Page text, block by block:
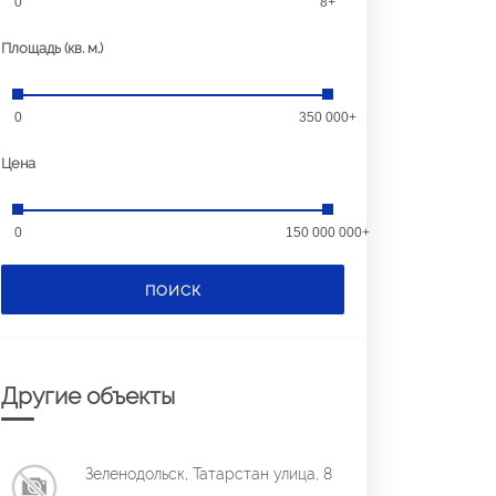
Площадь (кв. м.)
0 350 000+
Цена
0 150 000 000+
ПОИСК
Другие объекты
Зеленодольск, Татарстан улица, 8